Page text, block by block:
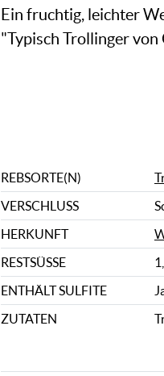
Ein fruchtig, leichter
"Typisch Trollinger von
REBSORTE(N)
VERSCHLUSS
HERKUNFT
RESTSÜSSE
ENTHÄLT SULFITE
ZUTATEN